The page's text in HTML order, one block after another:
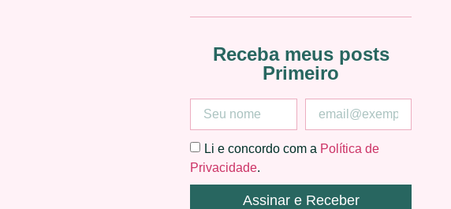
Receba meus posts
Primeiro
Li e concordo com a Política de
Privacidade.
Assinar e Receber